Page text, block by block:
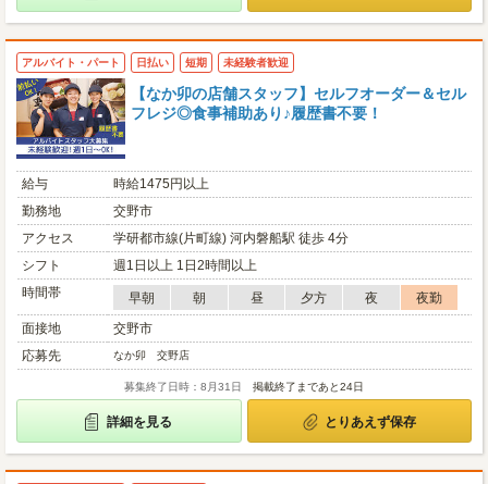
アルバイト・パート 日払い 短期 未経験者歓迎
【なか卯の店舗スタッフ】セルフオーダー＆セル
フレジ◎食事補助あり♪履歴書不要！
給与
時給1475円以上
勤務地
交野市
アクセス
学研都市線(片町線) 河内磐船駅 徒歩 4分
シフト
週1日以上 1日2時間以上
時間帯
早朝 朝 昼 夕方 夜
夜勤
面接地
交野市
応募先
なか卯 交野店
募集終了日時：8月31日 掲載終了まであと24日
詳細を見る とりあえず保存